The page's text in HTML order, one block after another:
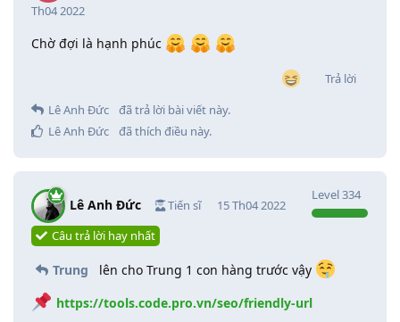
Th04 2022
Chờ đợi là hạnh phúc
Trả lời
Lê Anh Đức
đã trả lời bài viết này.
Lê Anh Đức
đã thích điều này.
Lê Anh Đức Tiến sĩ
Level334
15 Th04 2022
Câu trả lời hay nhất
Trung
lên cho Trung 1 con hàng trước vậy
https://tools.code.pro.vn/seo/friendly-url